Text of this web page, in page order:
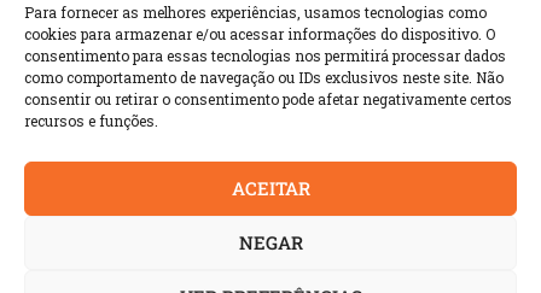
Para fornecer as melhores experiências, usamos tecnologias como
cookies para armazenar e/ou acessar informações do dispositivo. O
consentimento para essas tecnologias nos permitirá processar dados
como comportamento de navegação ou IDs exclusivos neste site. Não
consentir ou retirar o consentimento pode afetar negativamente certos
recursos e funções.
ACEITAR
NEGAR
Email*